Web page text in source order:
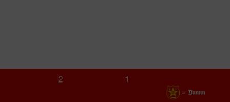
2
1